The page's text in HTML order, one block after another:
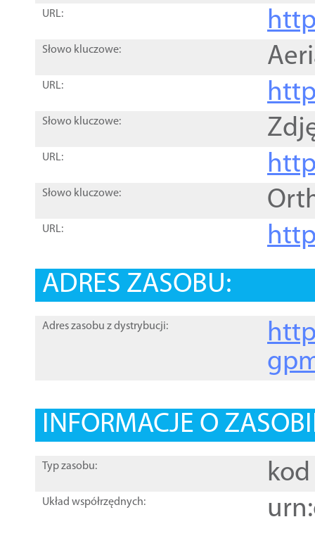
URL:
Słowo kluczowe:
URL:
Słowo kluczowe:
URL:
Słowo kluczowe:
URL:
ADRES ZASOBU:
Adres zasobu z dystrybucji:
INFORMACJE O
Typ zasobu: kod
Układ współrzędnych: